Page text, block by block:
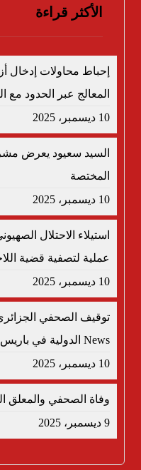
الأكثر قراءة
المعالج عبر الحدود
10 ديسمبر، 2025
السيد سعيود يعرض
المختصة
10 ديسمبر، 2025
استيلاء الاحتلال
عملية لتصفية قضية
10 ديسمبر، 2025
News الدولية في باريس من قبل الشرطة الفرنسية
10 ديسمبر، 2025
وفاة الصحفي والمعلق
9 ديسمبر، 2025